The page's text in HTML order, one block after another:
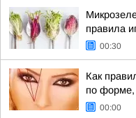
правила
00:30
Как
по форме,
00:00